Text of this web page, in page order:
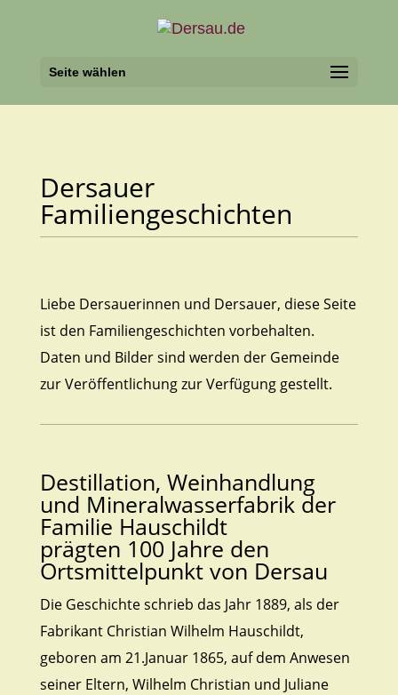
Seite wählen
Dersauer
Familiengeschichten
Liebe Dersauerinnen und Dersauer, diese Seite
ist den Familiengeschichten vorbehalten.
Daten und Bilder sind werden der Gemeinde
zur Veröffentlichung zur Verfügung gestellt.
Destillation, Weinhandlung
und Mineralwasserfabrik der
Familie Hauschildt
prägten 100 Jahre den
Ortsmittelpunkt von Dersau
Die Geschichte schrieb das Jahr 1889, als der
Fabrikant Christian Wilhelm Hauschildt,
geboren am 21.Januar 1865, auf dem Anwesen
seiner Eltern, Wilhelm Christian und Juliane